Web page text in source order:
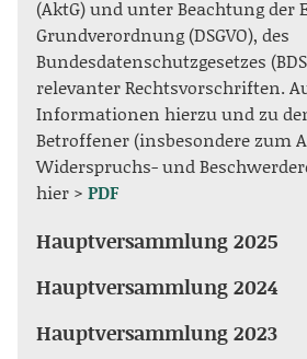
(AktG) und unter Beachtung der
Grundverordnung (DSGVO), des
Bundesdatenschutzgesetzes
relevanter Rechtsvorschriften.
Informationen hierzu und zu
Betroffener (insbesondere zum
Widerspruchs- und
hier > PDF
Hauptversammlung 2025
Hauptversammlung 2024
Hauptversammlung 2023